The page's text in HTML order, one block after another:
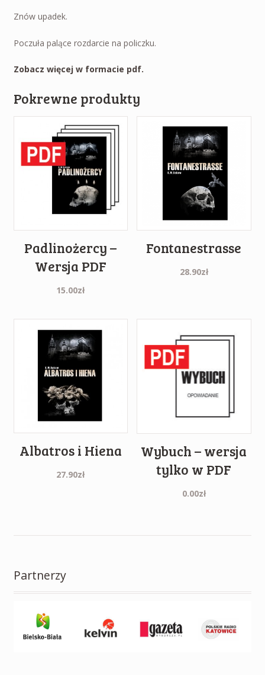
Znów upadek.
Poczuła palące rozdarcie na policzku.
Zobacz więcej w formacie pdf.
Pokrewne produkty
Padlinożercy –
Wersja PDF
15.00zł
Fontanestrasse
28.90zł
Albatros i Hiena
27.90zł
Wybuch – wersja
tylko w PDF
0.00zł
Partnerzy